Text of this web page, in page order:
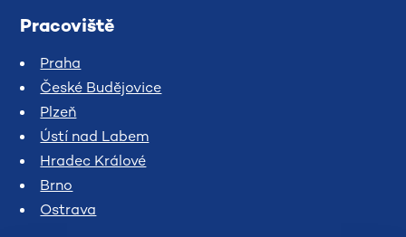
Pracoviště
Praha
České Budějovice
Plzeň
Ústí nad Labem
Hradec Králové
Brno
Ostrava